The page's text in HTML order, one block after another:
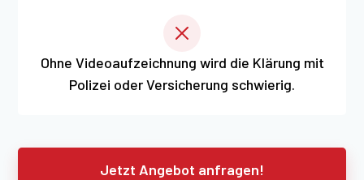
Ohne Videoaufzeichnung wird die Klärung mit
Polizei oder Versicherung schwierig.
Jetzt Angebot anfragen!